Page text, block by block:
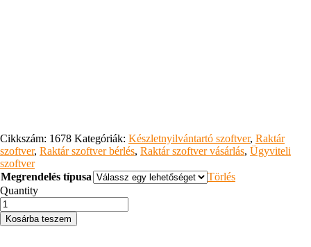
Cikkszám: 1678 Kategóriák: Készletnyilvántartó szoftver, Raktár
szoftver, Raktár szoftver bérlés, Raktár szoftver vásárlás, Ügyviteli
szoftver
Megrendelés típusa
Törlés
Quantity
Mező
szintű
Jogosultság
Kosárba teszem